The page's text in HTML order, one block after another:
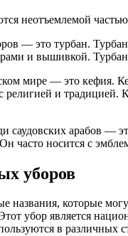
неотъемлемой
— это турбан.
и вышивкой.
мире — это кефия.
религией и традицией.
арабов —
Он часто носится с
уборов
которые
убор является
в различных